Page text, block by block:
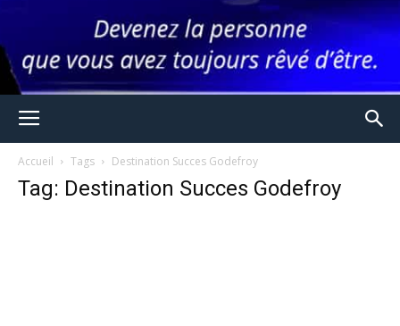
Accueil Tags Destination Succes Godefroy
Tag: Destination Succes Godefroy